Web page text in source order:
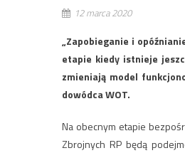
12 marca 2020
„Zapobieganie i
etapie kiedy istnieje
zmieniają model
dowódca WOT.
Na obecnym etapie
Zbrojnych RP będą